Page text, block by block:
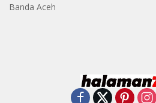
Banda Aceh